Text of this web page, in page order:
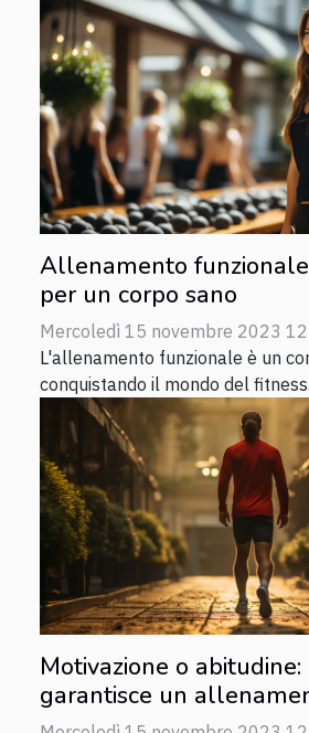
Allenamento
per un corpo sano
Mercoledì 15 novembre 2023
L'allenamento funzionale è un
conquistando il mondo del
Motivazione o
garantisce un